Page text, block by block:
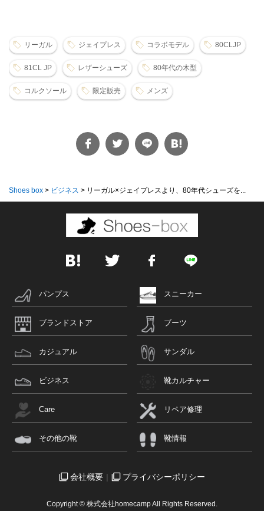
リーガル ジェイプレス コラボモデル 80CLJP
81CL JP レザーシューズ 80年代の木型
コルクソール 限定販売 メンズ
Shoes box > ビジネス > リーガル×ジェイプレスより、80年代シューズを...
パンプス スニーカー
ブランドストア ブーツ
カジュアル サンダル
ビジネス 靴カルチャー
Care リペア修理
その他の靴 靴情報
会社概要 プライバシーポリシー
Copyright © 株式会社homecamp All Rights Reserved.